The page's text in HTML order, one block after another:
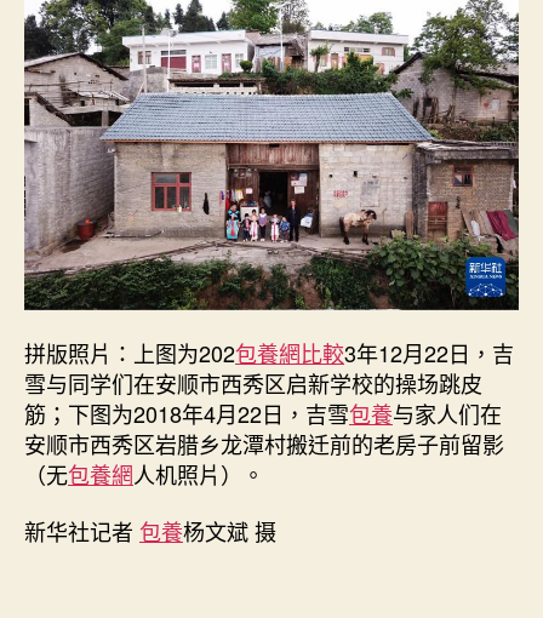
好
吗？
——
吉
查
包
養
網
雪
与
家
人
新
生
活
_
拼版照片：上图为202包養網比較3年12月22日，吉
雪与同学们在安顺市西秀区启新学校的操场跳皮
筋；下图为2018年4月22日，吉雪包養与家人们在
安顺市西秀区岩腊乡龙潭村搬迁前的老房子前留影
（无包養網人机照片）。
新华社记者 包養杨文斌 摄